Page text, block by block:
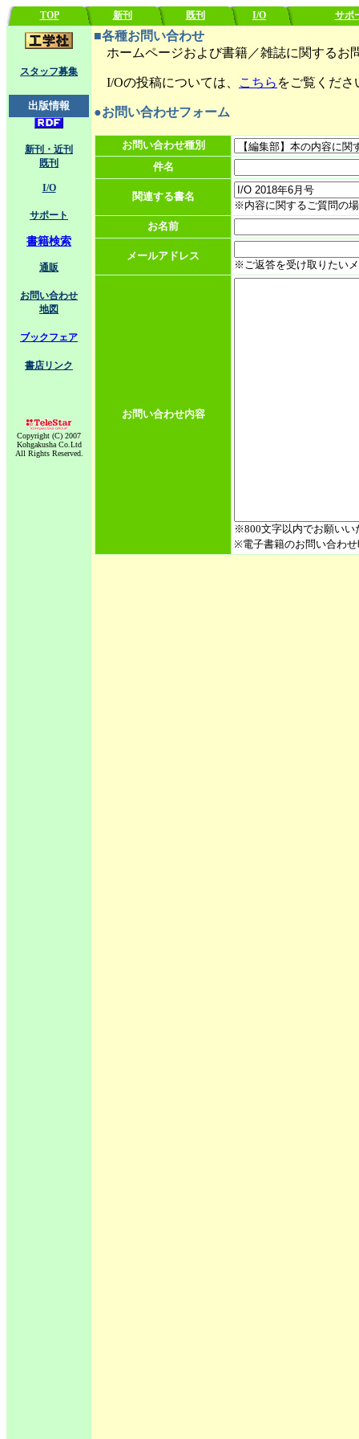
TOP 新刊 既刊 I/O サポ
スタッフ募集
出版情報
新刊・近刊
既刊
I/O
サポート
書籍検索
通販
お問い合わせ
地図
ブックフェア
書店リンク
Copyright (C) 2007
Kohgakusha Co.Ltd
All Rights Reserved.
■各種お問い合わせ
ホームページおよび書籍／雑誌に関するお
I/Oの投稿については、 こちら をご覧くださ
●お問い合わせフォーム
お問い合わせ種別
件名
関連する書名
※内容に関するご質問の
お名前
メールアドレス
※ご返答を受け取りたい
お問い合わせ内容
※800文字以内でお願いい
※電子書籍のお問い合わ